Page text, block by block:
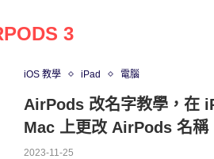
3
iOS 教學 iPad 電腦
AirPods 改名字教學，在
Mac 上更改 AirPods 名稱
2023-11-25